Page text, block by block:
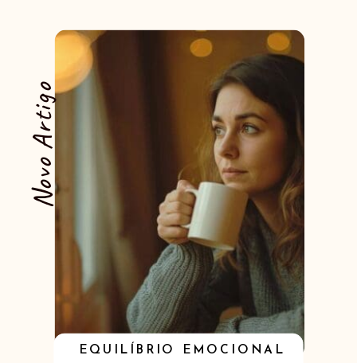
EQUILÍBRIO EMOCIONAL
Novo Artigo